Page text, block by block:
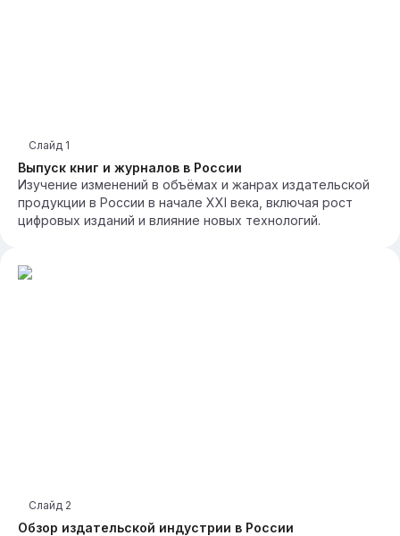
Выпуск книг и журналов в России
Слайд 1
Изучение изменений в объёмах и жанрах издательской
продукции в России в начале XXI века, включая рост
цифровых изданий и влияние новых технологий.
Обзор издательской индустрии в России
Слайд 2